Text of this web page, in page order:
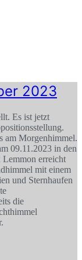
2023
Es ist jetzt
am Morgenhimmel.
09.11.2023 in den
Lemmon erreicht
mit einem
und Sternhaufen
die